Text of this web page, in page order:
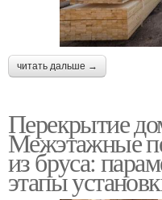
читать дальше →
Перекрытие
Межэтажные
из бруса:
этапы